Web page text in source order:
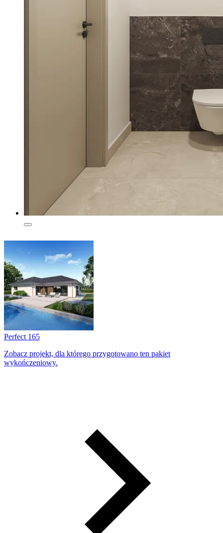
Perfect 165
Zobacz projekt, dla którego przygotowano ten pakiet
wykończeniowy.